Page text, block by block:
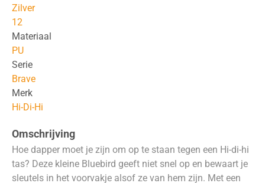
Zilver
12
Materiaal
PU
Serie
Brave
Merk
Hi-Di-Hi
Omschrijving
Hoe dapper moet je zijn om op te staan ​​tegen een Hi-di-hi
tas? Deze kleine Bluebird geeft niet snel op en bewaart je
sleutels in het voorvakje alsof ze van hem zijn. Met een